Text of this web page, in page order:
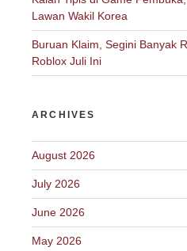
Lawan Wakil Korea
Buruan Klaim, Segini Banyak
Roblox Juli Ini
ARCHIVES
August 2026
July 2026
June 2026
May 2026